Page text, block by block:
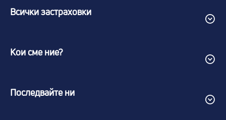
Всички застраховки
Кои сме ние?
Последвайте ни